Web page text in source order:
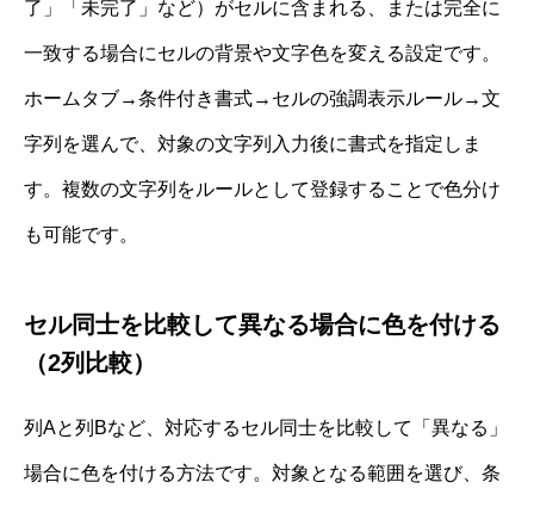
了」「未完了」など）がセルに含まれる、または完全に
一致する場合にセルの背景や文字色を変える設定です。
ホームタブ→条件付き書式→セルの強調表示ルール→文
字列を選んで、対象の文字列入力後に書式を指定しま
す。複数の文字列をルールとして登録することで色分け
も可能です。
セル同士を比較して異なる場合に色を付ける
（2列比較）
列Aと列Bなど、対応するセル同士を比較して「異なる」
場合に色を付ける方法です。対象となる範囲を選び、条